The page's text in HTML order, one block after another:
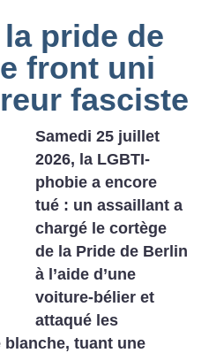
pride de
front uni
fasciste
Samedi 25 juillet
2026, la LGBTI-
phobie a encore
tué : un assaillant a
chargé le cortège
de la Pride de Berlin
à l’aide d’une
voiture-bélier et
attaqué les
blanche, tuant une